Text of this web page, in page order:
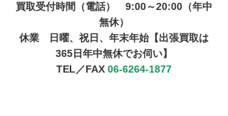
​買取受付時間（電話）　9:00～20:00（年中
無休）
​​休業　日曜、祝日、年末年始【出張買取は
365日年中無休でお伺い】
TEL／FAX 06-6264-1877